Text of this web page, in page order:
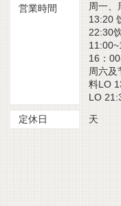
営業時間
周一
13:20
22:30
16：
周六
料LO
LO
定休日
天